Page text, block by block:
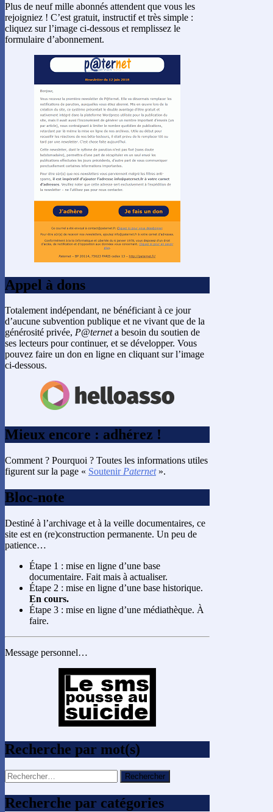
Plus de neuf mille abonnés attendent que vous les
rejoigniez ! C’est gratuit, instructif et très simple :
cliquez sur l’image ci-dessous et remplissez le
formulaire d’abonnement.
Appel à dons
Totalement indépendant, ne bénéficiant à ce jour
d’aucune subvention publique et ne vivant que de la
générosité privée, P@terneta besoin du soutien de
ses lecteurs pour continuer, et se développer. Vous
pouvez faire un don en ligne en cliquant sur l’image
ci-dessous.
Mieux encore : adhérez !
Comment ? Pourquoi ? Toutes les informations utiles
figurent sur la page « Soutenir Paternet».
Bloc-note
Destiné à l’archivage et à la veille documentaires, ce
site est en (re)construction permanente. Un peu de
patience…
Étape 1 : mise en ligne d’une base
documentaire. Fait mais à actualiser.
Étape 2 : mise en ligne d’une base historique.
En cours.
Étape 3 : mise en ligne d’une médiathèque. À
faire.
Message personnel…
Recherche par mot(s)
Rechercher :
Recherche par catégories